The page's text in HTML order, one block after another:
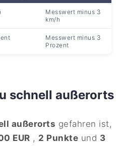
Messwert minus 3
km/h
Messwert minus 3
Prozent
schnell außerorts
außerorts gefahren ist,
EUR , 2 Punkte und 3